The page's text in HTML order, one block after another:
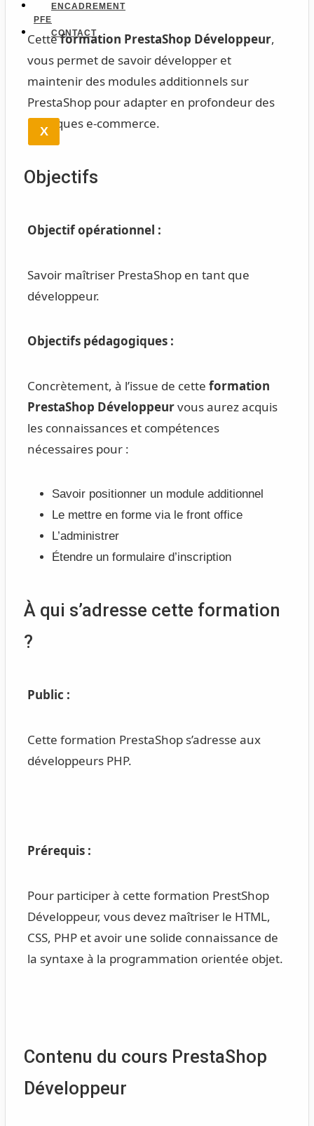
ENCADREMENT
PFE
CONTACT
X
Cetteformation PrestaShop Développeur,
vous permet de savoir développer et
maintenir des modules additionnels sur
PrestaShop pour adapter en profondeur des
boutiques e-commerce.
Objectifs
Objectif opérationnel :
Savoir maîtriser PrestaShop en tant que
développeur.
Objectifs pédagogiques :
Concrètement, à l’issue de cette formation
PrestaShop Développeurvous aurez acquis
les connaissances et compétences
nécessaires pour :
Savoir positionner un module additionnel
Le mettre en forme via le front office
L’administrer
Étendre un formulaire d’inscription
À qui s’adresse cette formation
?
Public :
Cette formation PrestaShop s’adresse aux
développeurs PHP.
Prérequis :
Pour participer à cette formation PrestShop
Développeur, vous devez maîtriser le HTML,
CSS, PHP et avoir une solide connaissance de
la syntaxe à la programmation orientée objet.
Contenu du cours PrestaShop
Développeur